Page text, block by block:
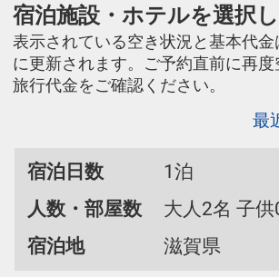
宿泊施設・ホテルを選択
表示されている空き状況と基本代金
に更新されます。ご予約直前に再
旅行代金をご確認ください。
最
宿泊日数
1泊
人数・部屋数
大人2名 子
宿泊地
滋賀県